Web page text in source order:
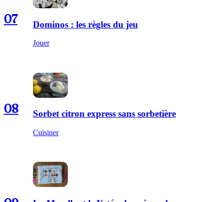
07 Dominos : les règles du jeu
Jouer
08 Sorbet citron express sans sorbetière
Cuisiner